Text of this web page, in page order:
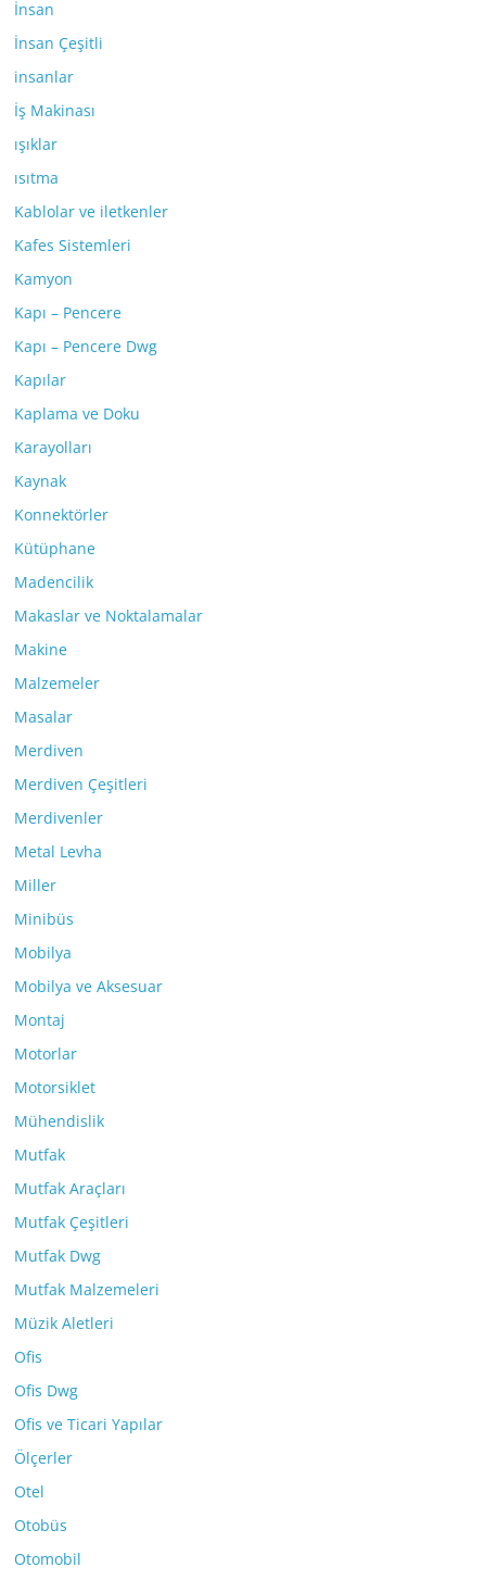
İnsan
İnsan Çeşitli
insanlar
İş Makinası
ışıklar
ısıtma
Kablolar ve iletkenler
Kafes Sistemleri
Kamyon
Kapı – Pencere
Kapı – Pencere Dwg
Kapılar
Kaplama ve Doku
Karayolları
Kaynak
Konnektörler
Kütüphane
Madencilik
Makaslar ve Noktalamalar
Makine
Malzemeler
Masalar
Merdiven
Merdiven Çeşitleri
Merdivenler
Metal Levha
Miller
Minibüs
Mobilya
Mobilya ve Aksesuar
Montaj
Motorlar
Motorsiklet
Mühendislik
Mutfak
Mutfak Araçları
Mutfak Çeşitleri
Mutfak Dwg
Mutfak Malzemeleri
Müzik Aletleri
Ofis
Ofis Dwg
Ofis ve Ticari Yapılar
Ölçerler
Otel
Otobüs
Otomobil